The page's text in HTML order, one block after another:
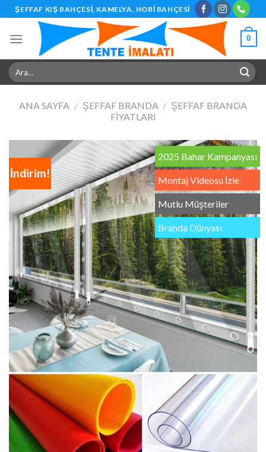
Skip
to
content
ŞEFFAF KIŞ BAHÇESI, KAMELYA, HOBI BAHÇESI
0
Ara:
ANA SAYFA / ŞEFFAF BRANDA / ŞEFFAF BRANDA
FIYATLARI
2025 Bahar Kampanyası
Montaj Videosu İzle
Mutlu Müşteriler
Branda Dünyası
İndirim!